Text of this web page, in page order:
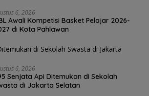
6, 2026
Awali Kompetisi Basket Pelajar 2026-
di Kota Pahlawan
6, 2026
Senjata Api Ditemukan di Sekolah
di Jakarta Selatan